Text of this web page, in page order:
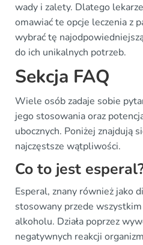
wady i zalety. Dlatego
omawiać te opcje leczenia z
wybrać tę
do ich unikalnych potrzeb.
Sekcja FAQ
Wiele osób zadaje sobie
jego stosowania oraz
ubocznych. Poniżej znajdują
najczęstsze wątpliwości.
Co to jest
Esperal, znany również jako
stosowany przede
alkoholu. Działa poprzez
negatywnych reakcji